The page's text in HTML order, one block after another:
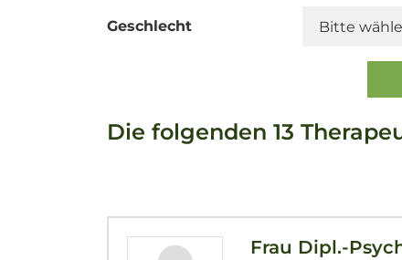
Geschlecht
Die folgenden 13
Frau Dipl.-